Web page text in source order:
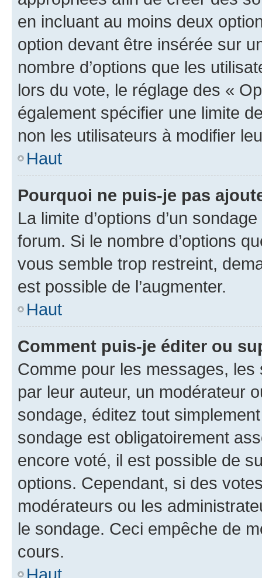
en incluant au moins deux
option devant être insérée sur
nombre d’options que les
lors du vote, le réglage des «
également spécifier une limite
non les utilisateurs à modifier
Haut
Pourquoi ne puis-je pas
La limite d’options d’un
forum. Si le nombre d’options
vous semble trop restreint,
est possible de l’augmenter.
Haut
Comment puis-je éditer ou
Comme pour les messages,
par leur auteur, un modérateur
sondage, éditez tout
sondage est obligatoirement
encore voté, il est possible de
options. Cependant, si des
modérateurs ou les
le sondage. Ceci empêche de
cours.
Haut